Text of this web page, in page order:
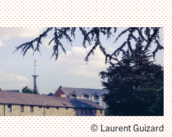
© Laurent Guizard